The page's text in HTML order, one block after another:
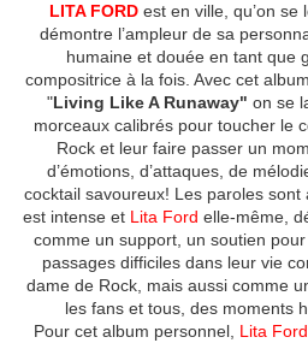
LITA FORD est en ville, qu’on se
démontre l’ampleur de sa
humaine et douée en tant que
compositrice à la fois. Avec cet
"Living Like A Runaway" on se
morceaux calibrés pour toucher le
Rock et leur faire passer un
d’émotions, d’attaques, de
cocktail savoureux! Les paroles
est intense et Lita Ford elle-même,
comme un support, un soutien
passages difficiles dans leur vie
dame de Rock, mais aussi comme
les fans et tous, des moments
Pour cet album personnel, Lita Ford